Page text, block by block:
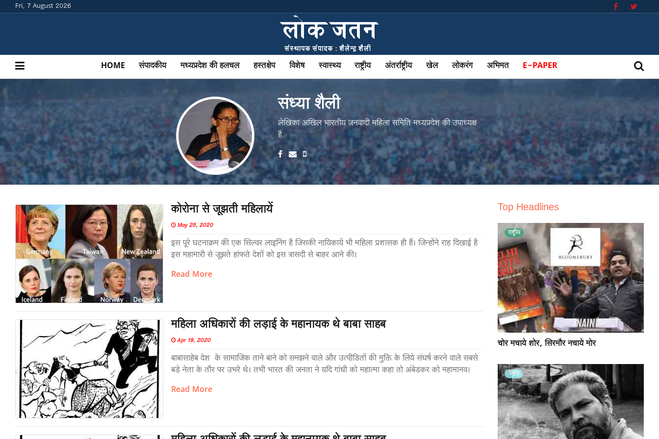
Fri, 7 August 2026
HOME (CURRENT)
संपादकीय मध्यप्रदेश की हलचल हस्तक्षेप विशेष स्वास्थ्य राष्ट्रीय अंतर्राष्ट्रीय खेल लोकरंग अभिमत E-PAPER
संध्या शैली
लेखिका अखिल भारतीय जनवादी महिला समिति मध्यप्रदेश की उपाध्यक्ष
है.
कोरोना से जूझती महिलायें
May 25, 2020
इस पूरे घटनाक्रम की एक सिल्वर लाइनिंग है जिसकी नायिकायें भी महिला प्रशासक ही हैं। जिन्होंने राह दिखाई है
इस महामारी से जूझते हांफते देशों को इस त्रासदी से बाहर आने की।
Read More
महिला अधिकारों की लड़ाई के महानायक थे बाबा साहब
Apr 19, 2020
बाबासाहेब देश के सामाजिक ताने बाने को समझने वाले और उत्पीडि़तों की मुक्ति के लिये संघर्ष करने वाले सबसे
बड़े नेता के तौर पर उभरे थे। तभी भारत की जनता ने यदि गांधी को महात्मा कहा तो अंबेडकर को महामानव।
Read More
Top Headlines
राष्ट्रीय
चोर मचाये शोर, सिरमौर नचाये मोर
विशेष